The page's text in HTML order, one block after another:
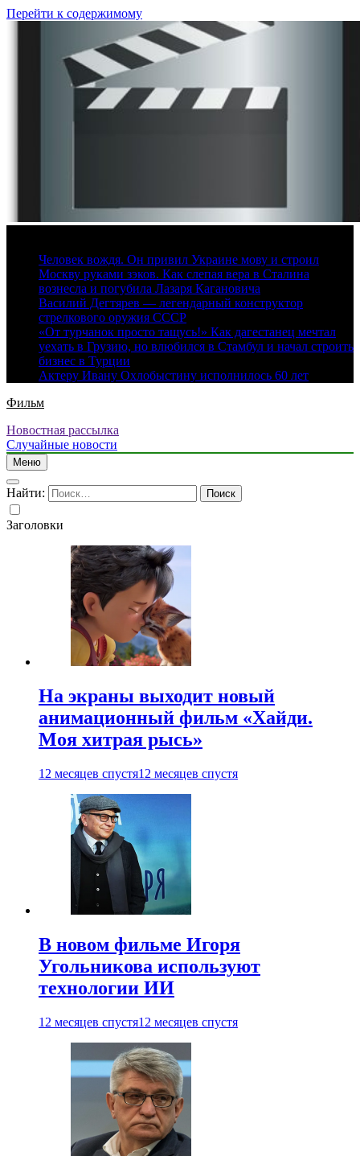
Перейти к содержимому
Человек вождя. Он привил Украине мову и строил
Москву руками зэков. Как слепая вера в Сталина
вознесла и погубила Лазаря Кагановича
Василий Дегтярев — легендарный конструктор
стрелкового оружия СССР
«От турчанок просто тащусь!» Как дагестанец мечтал
уехать в Грузию, но влюбился в Стамбул и начал строить
бизнес в Турции
Актеру Ивану Охлобыстину исполнилось 60 лет
Фильм
Новостная рассылка
Случайные новости
Меню
Найти:
Заголовки
На экраны выходит новый
анимационный фильм «Хайди.
Моя хитрая рысь»
12 месяцев спустя12 месяцев спустя
В новом фильме Игоря
Угольникова используют
технологии ИИ
12 месяцев спустя12 месяцев спустя